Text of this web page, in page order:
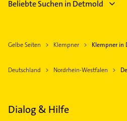
Beliebte Suchen in Detmold
Gelbe Seiten Klempner Klempner in
Deutschland Nordrhein-Westfalen
Dialog & Hilfe